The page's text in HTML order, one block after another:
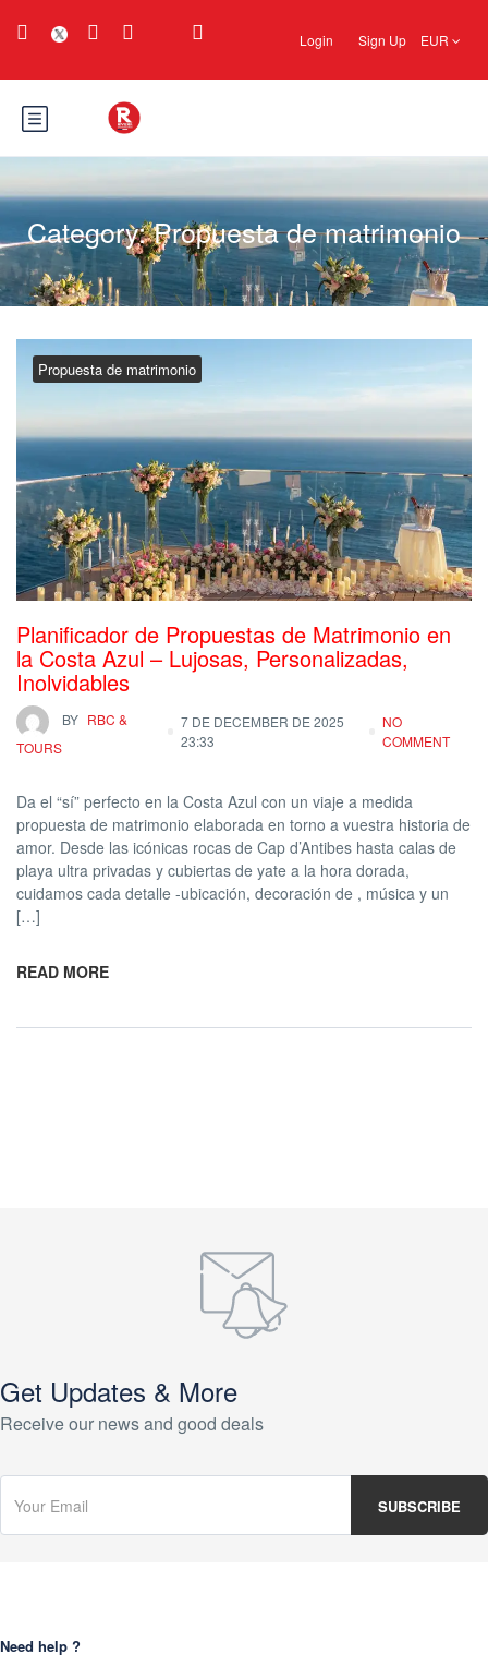
Login Sign Up EUR
Category:Propuesta de matrimonio
Propuesta de matrimonio
Planificador de Propuestas de Matrimonio en
la Costa Azul – Lujosas, Personalizadas,
Inolvidables
BY RBC &
TOURS
7 DE DECEMBER DE 2025
23:33
NO
COMMENT
Da el “sí” perfecto en la Costa Azul con un viaje a medida
propuesta de matrimonio elaborada en torno a vuestra historia de
amor. Desde las icónicas rocas de Cap d’Antibes hasta calas de
playa ultra privadas y cubiertas de yate a la hora dorada,
cuidamos cada detalle -ubicación, decoración de , música y un
[…]
READ MORE
Get Updates & More
Receive our news and good deals
Need help ?